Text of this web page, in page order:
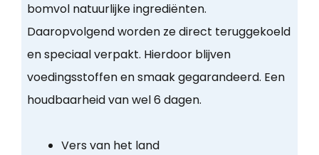
bomvol natuurlijke ingrediënten.
Daaropvolgend worden ze direct teruggekoeld
en speciaal verpakt. Hierdoor blijven
voedingsstoffen en smaak gegarandeerd. Een
houdbaarheid van wel 6 dagen.
Vers van het land